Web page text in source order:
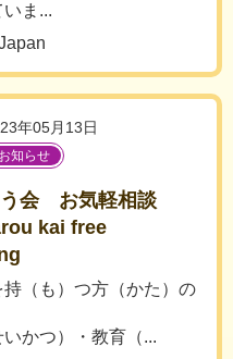
ま...
年05月13日
知らせ
う会 お気軽相談
kai free
（も）つ方（かた）の
かつ）・教育（...